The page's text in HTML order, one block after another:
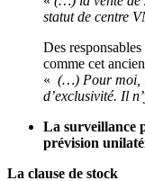
statut de centre
Des
comme cet
« (…) Pour moi,
d’exclusivité. Il
La surveillance
prévision
La clause de stock